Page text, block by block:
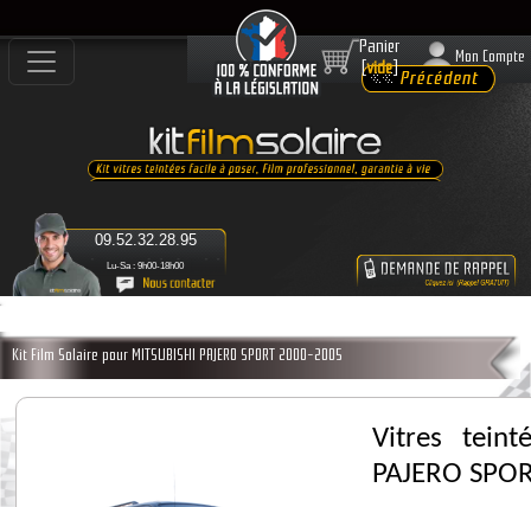
Lu-Sa : 9h00-18h00
09.52.32.28.95
Panier
[vide]
Mon Compte
Kit Film Solaire pour MITSUBISHI PAJERO SPORT 2000-2005
Vitres
PAJERO